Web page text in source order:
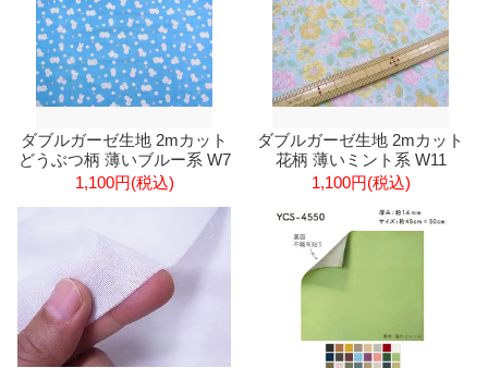
ダブルガーゼ生地 2mカット
どうぶつ柄 薄いブルー系 W7
1,100円(税込)
ダブルガーゼ生地 2mカット
花柄 薄いミント系 W11
1,100円(税込)